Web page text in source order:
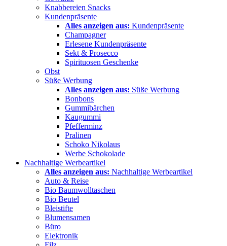
Knabbereien Snacks
Kundenpräsente
Alles anzeigen aus: Kundenpräsente
Champagner
Erlesene Kundenpräsente
Sekt & Prosecco
Spirituosen Geschenke
Obst
Süße Werbung
Alles anzeigen aus: Süße Werbung
Bonbons
Gummibärchen
Kaugummi
Pfefferminz
Pralinen
Schoko Nikolaus
Werbe Schokolade
Nachhaltige Werbeartikel
Alles anzeigen aus: Nachhaltige Werbeartikel
Auto & Reise
Bio Baumwolltaschen
Bio Beutel
Bleistifte
Blumensamen
Büro
Elektronik